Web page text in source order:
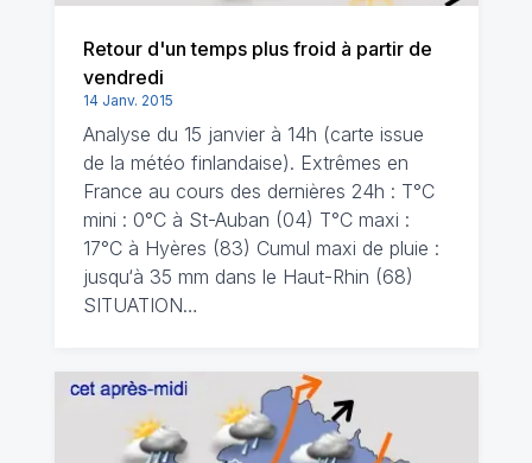
Retour d'un temps plus froid à partir de
vendredi
14 Janv. 2015
Analyse du 15 janvier à 14h (carte issue
de la météo finlandaise). Extrêmes en
France au cours des dernières 24h : T°C
mini : 0°C à St-Auban (04) T°C maxi :
17°C à Hyères (83) Cumul maxi de pluie :
jusqu‘à 35 mm dans le Haut-Rhin (68)
SITUATION…